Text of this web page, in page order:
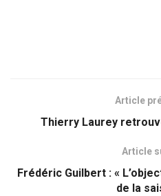
Article
Thierry Laurey
Article
Frédéric Guilbert : «
de la